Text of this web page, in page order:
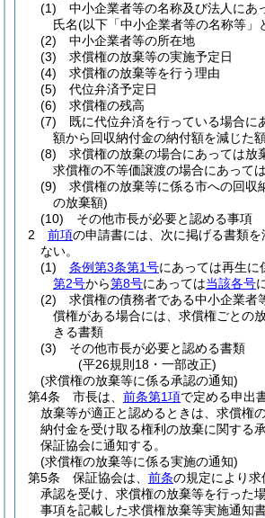
(1)
中小企業者等の名称及び法人にあ
氏名(以下「中小企業者等の名称等」
(2)
中小企業者等の所在地
(3)
求償権の放棄等の実施予定日
(4)
求償権の放棄等を行う理由
(5)
代位弁済予定日
(6)
求償権の残高
(7)
既に代位弁済を行っている場合に
額から回収納付金の納付額を減じた
(8)
求償権の放棄の場合にあっては放
求償権の不等価譲渡の場合にあって
(9)
求償権の放棄等に係る市への回収
の放棄額)
(10)
その他市長が必要と認める事項
2
前項の申請書には、次に掲げる書類
ない。
(1)
条例第3条第1号にあっては再生に
第2号から第8号にあっては当該各号
(2)
求償権の債務者である中小企業者
償権がある場合には、求償権ごとの
きる書類
(3)
その他市長が必要と認める書類
(平26規則18・一部改正)
(求償権の放棄等に係る承認の通知)
第4条
市長は、 前条第1項で定める申出
放棄等が適正と認めるときは、求償権
納付金を受け取る権利の放棄に関する
保証協会に通知する。
(求償権の放棄等に係る実施の通知)
第5条
保証協会は、 前条の規定により
承認を受け、求償権の放棄等を行った
事項を記載した求償権放棄等実施通知